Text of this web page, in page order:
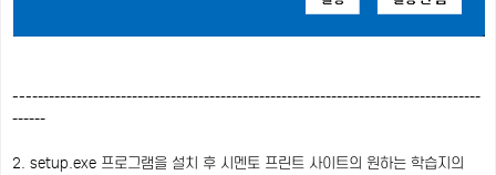
------------------------------------------------------------------------------------
------
2. setup.exe 프로그램을 설치 후 시멘토 프린트 사이트의 원하는 학습지의